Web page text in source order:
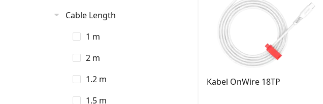
Cable Length
1 m
2 m
1.2 m
1.5 m
Kabel OnWire 18TP